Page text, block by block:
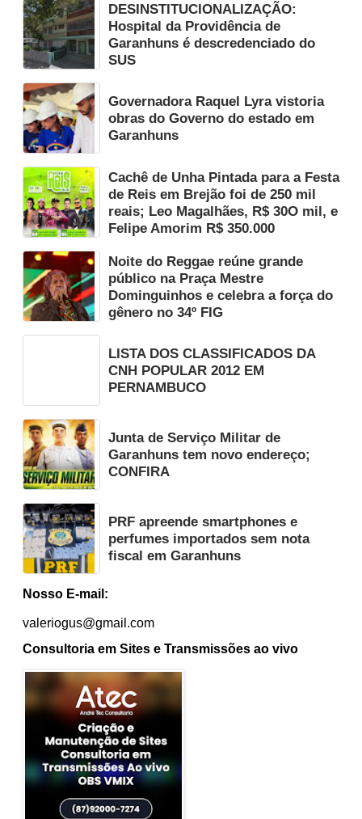
DESINSTITUCIONALIZAÇÃO:
Hospital da Providência de
Garanhuns é descredenciado do
SUS
Governadora Raquel Lyra vistoria
obras do Governo do estado em
Garanhuns
Cachê de Unha Pintada para a Festa
de Reis em Brejão foi de 250 mil
reais; Leo Magalhães, R$ 30O mil, e
Felipe Amorim R$ 350.000
Noite do Reggae reúne grande
público na Praça Mestre
Dominguinhos e celebra a força do
gênero no 34º FIG
LISTA DOS CLASSIFICADOS DA
CNH POPULAR 2012 EM
PERNAMBUCO
Junta de Serviço Militar de
Garanhuns tem novo endereço;
CONFIRA
PRF apreende smartphones e
perfumes importados sem nota
fiscal em Garanhuns
Nosso E-mail:
valeriogus@gmail.com
Consultoria em Sites e Transmissões ao vivo